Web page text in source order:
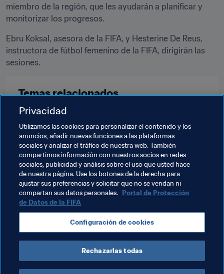
miembro de la región, que les ayudarán a planificar y
monitorizar los progresos.
Ebru Koksal, asesora de la FIFA, y Hesterine De Reus,
instructora de fútbol femenino de la FIFA, dirigirán las
sesiones.
Temas relacionados
Copa Mundial Femenina Sub-17 de la FIFA Jordania
2016
American Samoa Cook Islands Fiji
New Caledonia New Zealand
Papua New Guinea Samoa Solomon Islands
Tahiti Tonga Vanuatu OFC
Privacidad
Utilizamos las cookies para personalizar el contenido y los
anuncios, añadir nuevas funciones a las plataformas
sociales y analizar el tráfico de nuestra web. También
compartimos información con nuestros socios en redes
sociales, publicidad y análisis sobre el uso que usted hace
de nuestra página. Use los botones de la derecha para
ajustar sus preferencias y solicitar que no se vendan ni
compartan sus datos personales. Portal de Protección
de Datos de la FIFA
Configuración de cookies
Rechazarlas todas